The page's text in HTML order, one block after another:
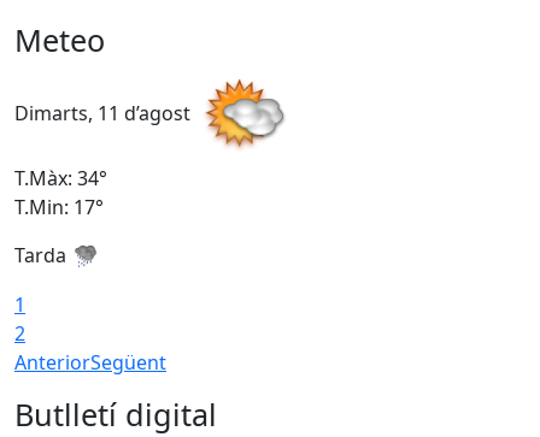
Meteo
Dimarts, 11 d’agost
T.Màx: 34°
T.Min: 17°
Tarda
1
2
AnteriorSegüent
Butlletí digital